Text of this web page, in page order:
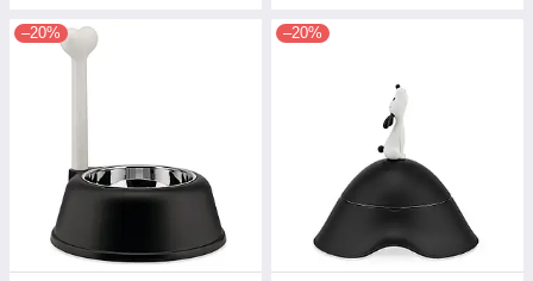
–20% –20%